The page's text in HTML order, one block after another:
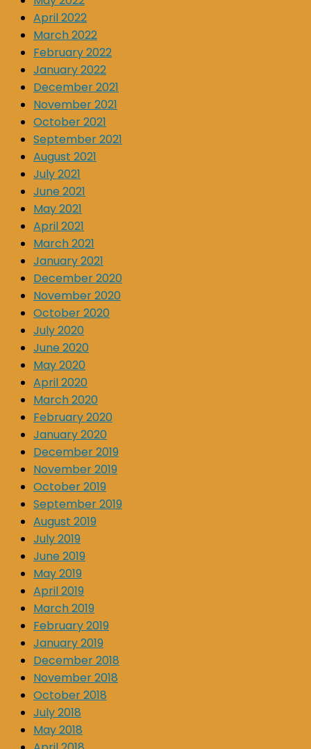
April 2022
March 2022
February 2022
January 2022
December 2021
November 2021
October 2021
September 2021
August 2021
July 2021
June 2021
May 2021
April 2021
March 2021
January 2021
December 2020
November 2020
October 2020
July 2020
June 2020
May 2020
April 2020
March 2020
February 2020
January 2020
December 2019
November 2019
October 2019
September 2019
August 2019
July 2019
June 2019
May 2019
April 2019
March 2019
February 2019
January 2019
December 2018
November 2018
October 2018
July 2018
May 2018